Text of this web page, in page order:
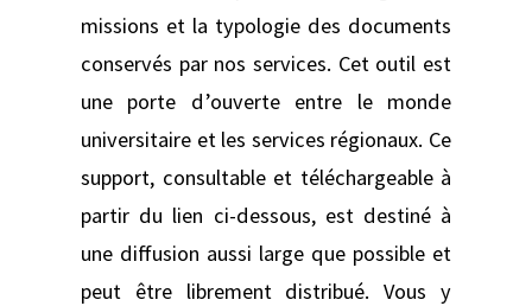
missions et la typologie des documents
conservés par nos services. Cet outil est
une porte d’ouverte entre le monde
universitaire et les services régionaux. Ce
support, consultable et téléchargeable à
partir du lien ci-dessous, est destiné à
une diffusion aussi large que possible et
peut être librement distribué. Vous y